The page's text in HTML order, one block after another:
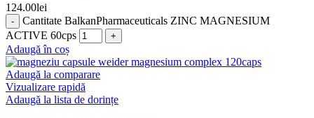
124.00lei
Cantitate BalkanPharmaceuticals ZINC MAGNESIUM
ACTIVE 60cps
Adaugă în coș
Adaugă la comparare
Vizualizare rapidă
Adaugă la lista de dorințe